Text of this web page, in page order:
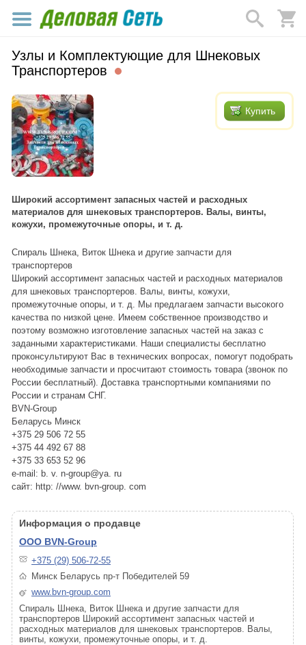
Узлы и Комплектующие для Шнековых
Транспортеров
Купить
Широкий ассортимент запасных частей и расходных
материалов для шнековых транспортеров. Валы, винты,
кожухи, промежуточные опоры, и т. д.
Спираль Шнека, Виток Шнека и другие запчасти для
транспортеров
Широкий ассортимент запасных частей и расходных материалов
для шнековых транспортеров. Валы, винты, кожухи,
промежуточные опоры, и т. д. Мы предлагаем запчасти высокого
качества по низкой цене. Имеем собственное производство и
поэтому возможно изготовление запасных частей на заказ с
заданными характеристиками. Наши специалисты бесплатно
проконсультируют Вас в технических вопросах, помогут подобрать
необходимые запчасти и просчитают стоимость товара (звонок по
России бесплатный). Доставка транспортными компаниями по
России и странам СНГ.
BVN-Group
Беларусь Минск
+375 29 506 72 55
+375 44 492 67 88
+375 33 653 52 96
e-mail: b. v. n-group@ya. ru
сайт: http: //www. bvn-group. com
Информация о продавце
ООО BVN-Group
+375 (29) 506-72-55
Минск Беларусь пр-т Победителей 59
www.bvn-group.com
Спираль Шнека, Виток Шнека и другие запчасти для
транспортеров Широкий ассортимент запасных частей и
расходных материалов для шнековых транспортеров. Валы,
винты, кожухи, промежуточные опоры, и т. д.